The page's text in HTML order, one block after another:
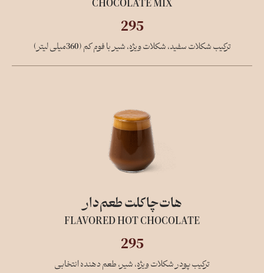
CHOCOLATE MIX
295
ترکیب شکلات سفید، شکلات ویژه، شیر با فوم کم (360میلی لیتر)
هات‌چاکلت طعم‌دار
FLAVORED HOT CHOCOLATE
295
ترکیب پودر شکلات ویژه، شیر، طعم دهنده انتخابی